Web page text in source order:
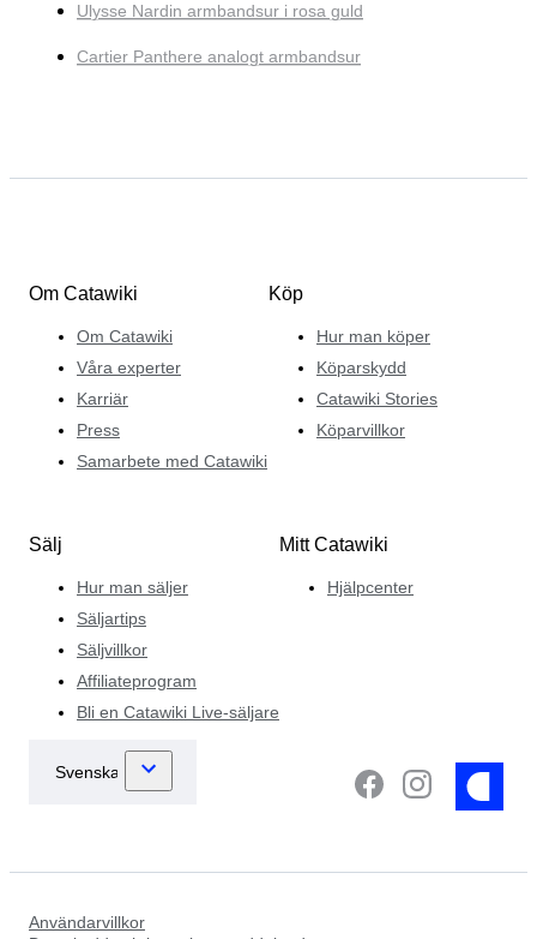
Ulysse Nardin armbandsur i rosa guld
Cartier Panthere analogt armbandsur
Om Catawiki
Om Catawiki
Våra experter
Karriär
Press
Samarbete med Catawiki
Köp
Hur man köper
Köparskydd
Catawiki Stories
Köparvillkor
Sälj
Hur man säljer
Säljartips
Säljvillkor
Affiliateprogram
Bli en Catawiki Live-säljare
Mitt Catawiki
Hjälpcenter
Användarvillkor